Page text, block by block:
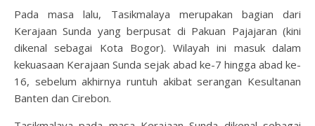
Pada masa lalu, Tasikmalaya merupakan bagian dari
Kerajaan Sunda yang berpusat di Pakuan Pajajaran (kini
dikenal sebagai Kota Bogor). Wilayah ini masuk dalam
kekuasaan Kerajaan Sunda sejak abad ke-7 hingga abad ke-
16, sebelum akhirnya runtuh akibat serangan Kesultanan
Banten dan Cirebon.